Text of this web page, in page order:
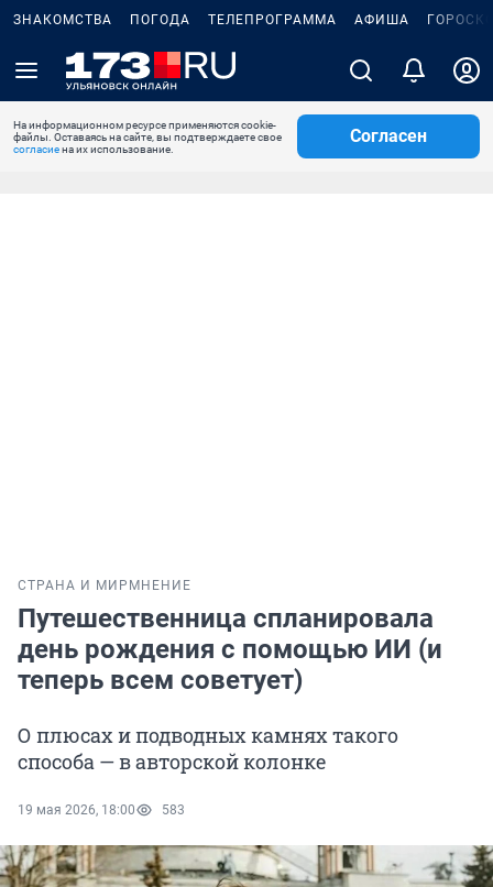
ЗНАКОМСТВА ПОГОДА ТЕЛЕПРОГРАММА АФИША
На информационном ресурсе применяются cookie-
файлы. Оставаясь на сайте, вы подтверждаете свое
согласиена их использование.
Согласен
СТРАНА И МИР МНЕНИЕ
Путешественница спланировала
день рождения с помощью ИИ (и
теперь всем советует)
О плюсах и подводных камнях такого
способа — в авторской колонке
19 мая 2026, 18:00 583